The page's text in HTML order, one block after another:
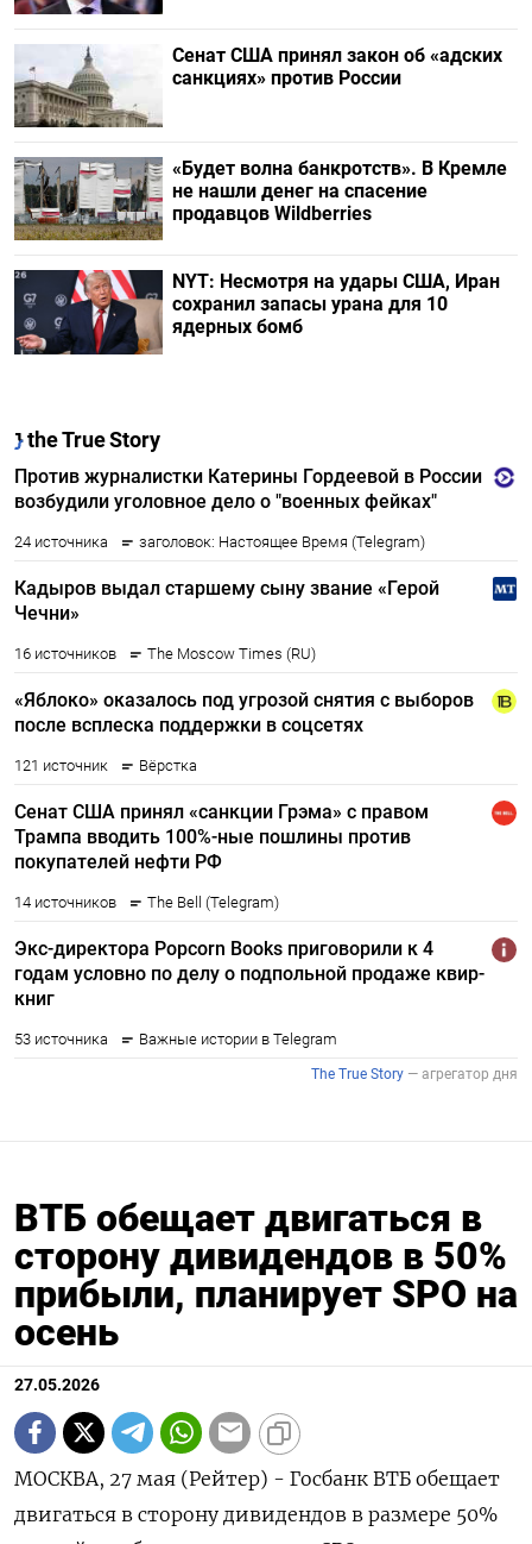
Сенат США принял закон об «адских
санкциях» против России
«Будет волна банкротств». В Кремле
не нашли денег на спасение
продавцов Wildberries
NYT: Несмотря на удары США, Иран
сохранил запасы урана для 10
ядерных бомб
ВТБ обещает двигаться в
сторону дивидендов в 50%
прибыли, планирует SPO на
осень
27.05.2026
МОСКВА, 27 мая (Рейтер) - Госбанк ВТБ обещает
двигаться в сторону дивидендов в размере 50%